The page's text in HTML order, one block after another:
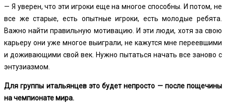
— Я уверен, что эти игроки еще на многое способны. И потом, не
все же старые, есть опытные игроки, есть молодые ребята.
Важно найти правильную мотивацию. И эти люди, хотя за свою
карьеру они уже многое выиграли, не кажутся мне переевшими
и доживающими свой век. Нужно пытаться начать все заново с
энтузиазмом.
Для группы итальянцев это будет непросто — после пощечины
на чемпионате мира.